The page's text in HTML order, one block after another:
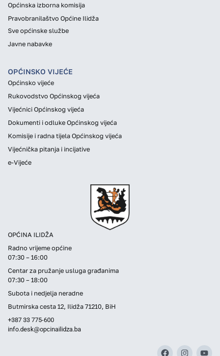
OPĆINA ILIDŽA
Radno vrijeme općine
07:30 – 16:00
Centar za pružanje usluga građanima
07:30 – 18:00
Subota i nedjelja neradne
Butmirska cesta 12, Ilidža 71210, BiH
+387 33 775-600
info.desk@opcinailidza.ba
Općinska izborna komisija
Pravobranilaštvo Općine Ilidža
Sve općinske službe
Javne nabavke
OPĆINSKO VIJEĆE
Općinsko vijeće
Rukovodstvo Općinskog vijeća
Vijećnici Općinskog vijeća
Dokumenti i odluke Općinskog vijeća
Komisije i radna tijela Općinskog vijeća
Vijećnička pitanja i incijative
e-Vijeće